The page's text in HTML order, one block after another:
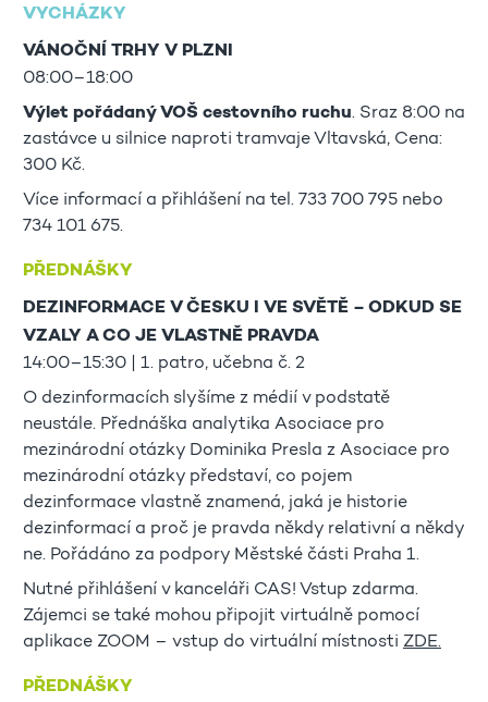
VYCHÁZKY
VÁNOČNÍ TRHY V PLZNI
08:00–18:00
Výlet pořádaný VOŠ cestovního ruchu. Sraz 8:00 na
zastávce u silnice naproti tramvaje Vltavská, Cena:
300 Kč.
Více informací a přihlášení na tel. 733 700 795 nebo
734 101 675.
PŘEDNÁŠKY
DEZINFORMACE V ČESKU I VE SVĚTĚ – ODKUD SE
VZALY A CO JE VLASTNĚ PRAVDA
14:00–15:30 | 1. patro, učebna č. 2
O dezinformacích slyšíme z médií v podstatě
neustále. Přednáška analytika Asociace pro
mezinárodní otázky Dominika Presla z Asociace pro
mezinárodní otázky představí, co pojem
dezinformace vlastně znamená, jaká je historie
dezinformací a proč je pravda někdy relativní a někdy
ne. Pořádáno za podpory Městské části Praha 1.
Nutné přihlášení v kanceláři CAS! Vstup zdarma.
Zájemci se také mohou připojit virtuálně pomocí
aplikace ZOOM – vstup do virtuální místnosti ZDE.
PŘEDNÁŠKY